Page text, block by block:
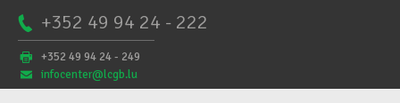
+352 49 94 24 - 222
+352 49 94 24 - 249
infocenter@lcgb.lu